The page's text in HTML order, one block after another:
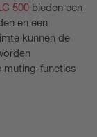
500 bieden een
en een
kunnen de
muting-functies